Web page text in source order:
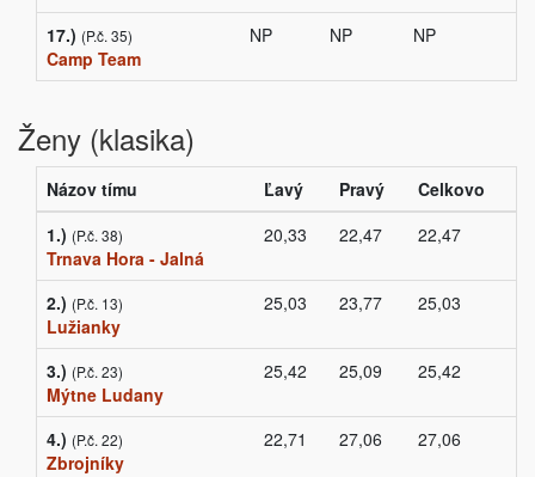
17.) (P.č. 35)
Camp Team
NP NP NP
Ženy (klasika)
Názov tímu Ľavý Pravý
Celkovo
1.) (P.č. 38)
Trnava Hora - Jalná
20,33 22,47 22,47
2.) (P.č. 13)
Lužianky
25,03 23,77 25,03
3.) (P.č. 23)
Mýtne Ludany
25,42 25,09 25,42
4.) (P.č. 22)
Zbrojníky
22,71 27,06 27,06